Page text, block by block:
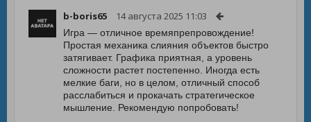
b-boris65 14 августа 2025 11:03
Игра — отличное времяпрепровождение!
Простая механика слияния объектов быстро
затягивает. Графика приятная, а уровень
сложности растет постепенно. Иногда есть
мелкие баги, но в целом, отличный способ
расслабиться и прокачать стратегическое
мышление. Рекомендую попробовать!